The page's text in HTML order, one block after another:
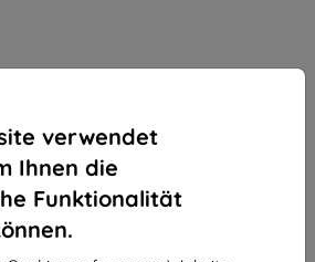
verwendet
Ihnen die
Funktionalität